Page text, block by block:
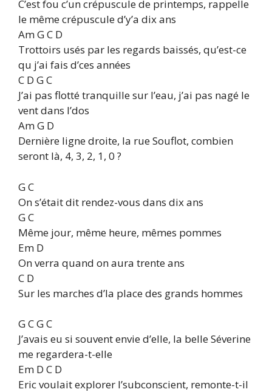
C’est fou c’un crépuscule de printemps, rappelle
le même crépuscule d’y’a dix ans
Am G C D
Trottoirs usés par les regards baissés, qu’est-ce
qu j’ai fais d’ces années
C D G C
J’ai pas flotté tranquille sur l’eau, j’ai pas nagé le
vent dans l’dos
Am G D
Dernière ligne droite, la rue Souflot, combien
seront là, 4, 3, 2, 1, 0 ?
G C
On s’était dit rendez-vous dans dix ans
G C
Même jour, même heure, mêmes pommes
Em D
On verra quand on aura trente ans
C D
Sur les marches d’la place des grands hommes
G C G C
J’avais eu si souvent envie d’elle, la belle Séverine
me regardera-t-elle
Em D C D
Eric voulait explorer l’subconscient, remonte-t-il